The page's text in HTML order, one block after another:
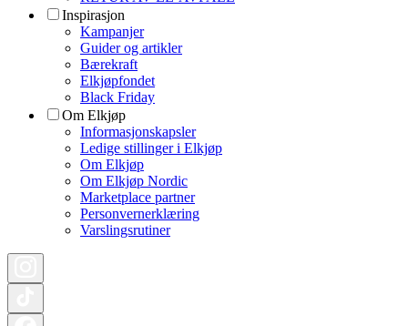
Inspirasjon
Kampanjer
Guider og artikler
Bærekraft
Elkjøpfondet
Black Friday
Om Elkjøp
Informasjonskapsler
Ledige stillinger i Elkjøp
Om Elkjøp
Om Elkjøp Nordic
Marketplace partner
Personvernerklæring
Varslingsrutiner